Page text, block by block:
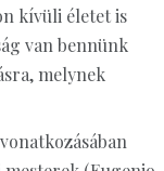
kívüli életet is
van bennünk
melynek